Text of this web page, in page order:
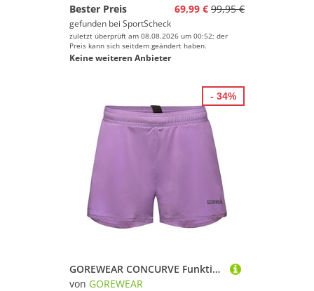
Bester Preis
69,99 € 99,95 €
gefunden bei SportScheck
zuletzt überprüft am 08.08.2026 um 00:52; der
Preis kann sich seitdem geändert haben.
Keine weiteren Anbieter
GOREWEAR CONCURVE Funktionsshorts Damen
von GOREWEAR
- 34%